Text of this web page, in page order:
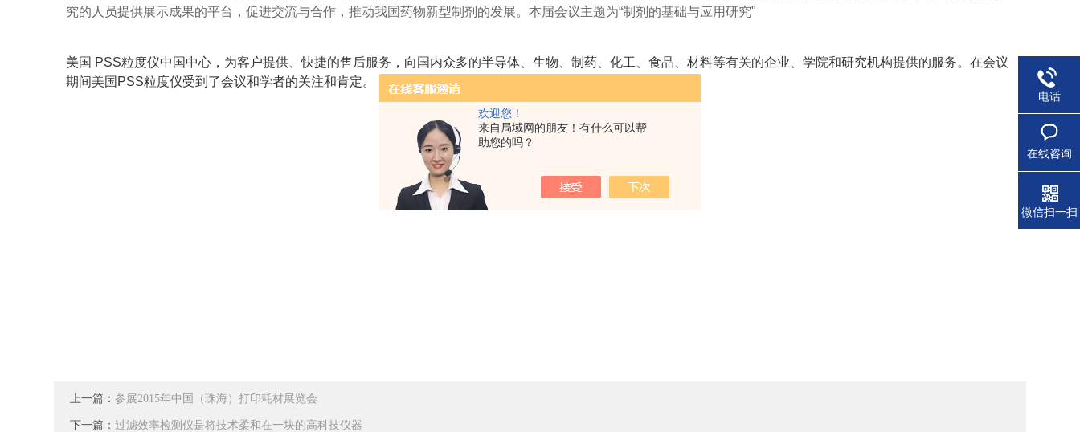
欢迎您！
来自局域网的朋友！有什么可以帮
助您的吗？
究的人员提供展示成果的平台，促进交流与合作，推动我国药物新型制剂的发展。本届会议主题为“制剂的基础与应用研究"
美国 PSS粒度仪中国中心，为客户提供、快捷的售后服务，向国内众多的半导体、生物、制药、化工、食品、材料等有关的企业、学院和研究机构提供的服务。在会议
期间美国PSS粒度仪受到了会议和学者的关注和肯定。
上一篇：参展2015年中国（珠海）打印耗材展览会
下一篇：过滤效率检测仪是将技术柔和在一块的高科技仪器
电话
在线咨询
微信扫一扫